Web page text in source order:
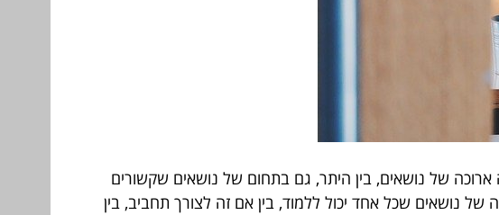
ארוכה של נושאים, בין היתר, גם בתחום של נושאים שקשורים
של נושאים שכל אחד יכול ללמוד, בין אם זה לצורך תחביב, בין